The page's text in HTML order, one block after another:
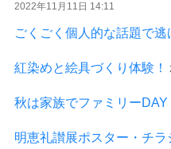
2022年11月11日 14:11
ごくごく個人的な話題で逃
紅染めと絵具づくり体験！
秋は家族でファミリーDAY
明恵礼讃展ポスター・チ